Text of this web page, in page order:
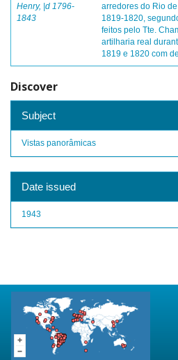
Henry, |d 1796-
1843
arredores do Rio
1819-1820,
feitos pelo Tte.
artilharia real
1819 e 1820 com
Discover
Subject
Vistas panorâmicas
Date issued
1943